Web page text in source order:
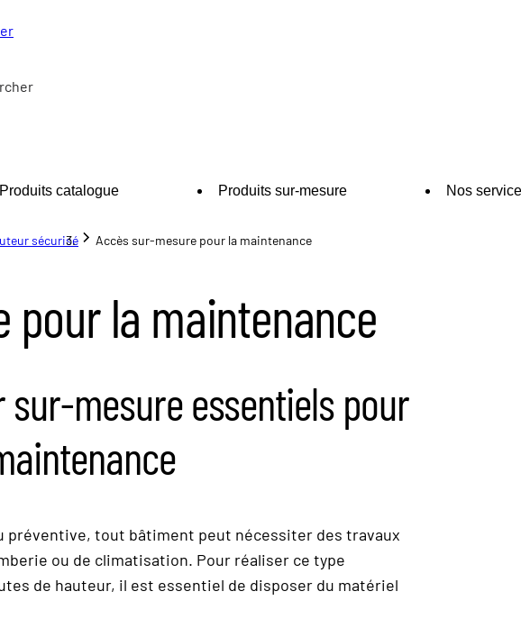
Produits catalogue Produits sur-mesure Nos
sécurisé Accès sur-mesure pour la maintenance
pour la maintenance
sur-mesure essentiels pour
préventive, tout bâtiment peut nécessiter des travaux
ou de climatisation. Pour réaliser ce type
de hauteur, il est essentiel de disposer du matériel